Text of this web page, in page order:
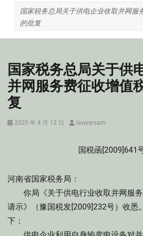
国家税务总局关于供电企业收取并网服
的批复
国家税务总局关于供
并网服务费征收增值
复
Posted
2020 年 4 月 12 日 Authorlawyersam
国税函[2009]641
河南省国家税务局：
你局《关于供电行业收取并网服务
请示》（豫国税发[2009]232号）收悉
下：